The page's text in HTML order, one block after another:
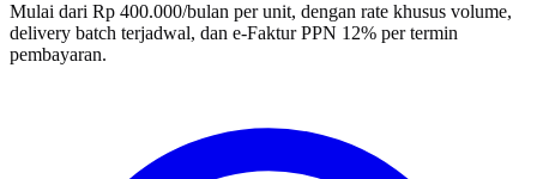
Mulai dari Rp 400.000/bulan per unit, dengan rate khusus volume,
delivery batch terjadwal, dan e-Faktur PPN 12% per termin
pembayaran.